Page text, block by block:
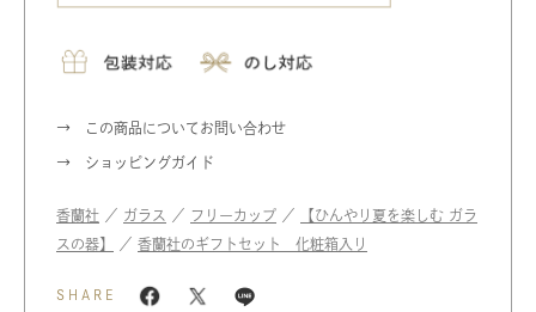
この商品についてお問い合わせ
ショッピングガイド
香蘭社 ／ ガラス ／ フリーカップ ／
【ひんやり夏を楽しむ ガラ
スの器】
／ 香蘭社のギフトセット 化粧箱入り
SHARE